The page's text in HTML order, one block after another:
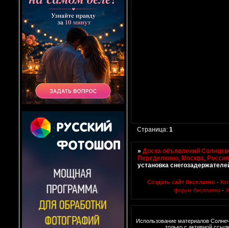
Страница:1
»Доска объявлений
Переделкино, Москва, Россия
установка
Создать сайт бесплатно ·
форум бесплатно ·
Использование материалов